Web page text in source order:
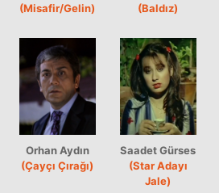
(Misafir/Gelin)
(Baldız)
Orhan Aydın
(Çayçı Çırağı)
Saadet Gürses
(Star Adayı
Jale)